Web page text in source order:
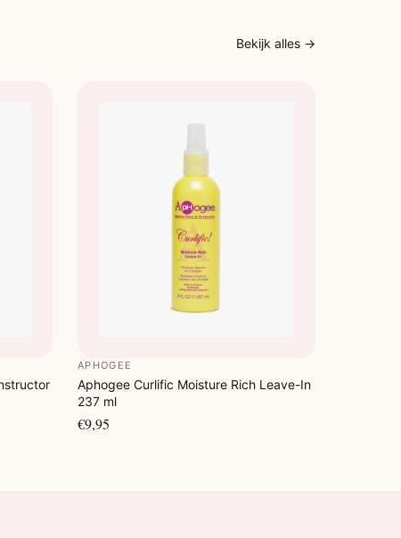
Bekijk alles →
APHOGEE
Aphogee Curlific Moisture Rich Leave-In
237 ml
€9,95